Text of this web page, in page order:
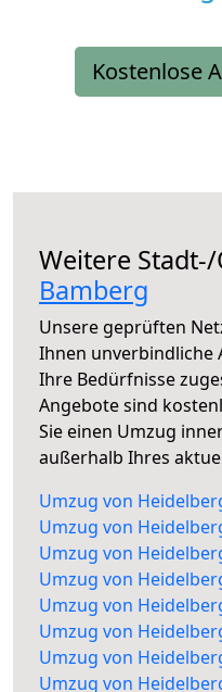
Kostenlose
Weitere
Bamberg
Unsere geprüften
Ihnen unverbindliche
Ihre Bedürfnisse
Angebote sind
Sie einen Umzug
außerhalb Ihres
Umzug von
Umzug von
Umzug von
Umzug von
Umzug von
Umzug von
Umzug von
Umzug von